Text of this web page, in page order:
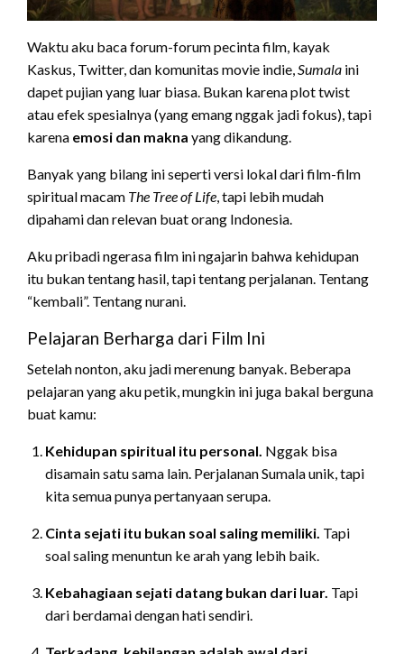
Waktu aku baca forum-forum pecinta film, kayak
Kaskus, Twitter, dan komunitas movie indie,Sumala ini
dapet pujian yang luar biasa. Bukan karena plot twist
atau efek spesialnya (yang emang nggak jadi fokus), tapi
karena emosi dan makna yang dikandung.
Banyak yang bilang ini seperti versi lokal dari film-film
spiritual macam The Tree of Life, tapi lebih mudah
dipahami dan relevan buat orang Indonesia.
Aku pribadi ngerasa film ini ngajarin bahwa kehidupan
itu bukan tentang hasil, tapi tentang perjalanan. Tentang
“kembali”. Tentang nurani.
Pelajaran Berharga dari Film Ini
Setelah nonton, aku jadi merenung banyak. Beberapa
pelajaran yang aku petik, mungkin ini juga bakal berguna
buat kamu:
Kehidupan spiritual itu personal. Nggak bisa
disamain satu sama lain. Perjalanan Sumala unik, tapi
kita semua punya pertanyaan serupa.
Cinta sejati itu bukan soal saling memiliki. Tapi
soal saling menuntun ke arah yang lebih baik.
Kebahagiaan sejati datang bukan dari luar. Tapi
dari berdamai dengan hati sendiri.